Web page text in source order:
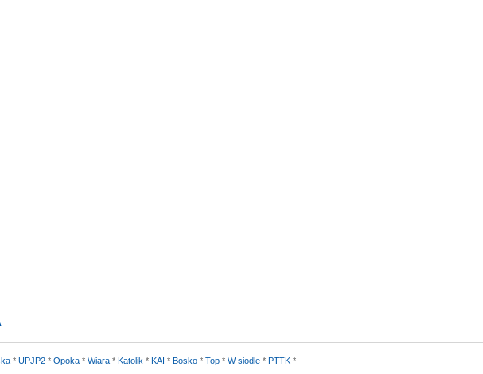
* UPJP2 * Opoka * Wiara * Katolik * KAI * Bosko * Top * W siodle * PTTK *